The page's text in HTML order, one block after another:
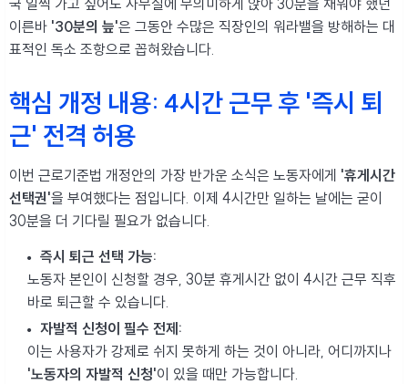
국 일찍 가고 싶어도 사무실에 무의미하게 앉아 30분을 채워야 했던
이른바 '30분의 늪'은 그동안 수많은 직장인의 워라밸을 방해하는 대
표적인 독소 조항으로 꼽혀왔습니다.
핵심 개정 내용: 4시간 근무 후 '즉시 퇴
근' 전격 허용
이번 근로기준법 개정안의 가장 반가운 소식은 노동자에게 '휴게시간
선택권'을 부여했다는 점입니다. 이제 4시간만 일하는 날에는 굳이
30분을 더 기다릴 필요가 없습니다.
즉시 퇴근 선택 가능:
노동자 본인이 신청할 경우, 30분 휴게시간 없이 4시간 근무 직후
바로 퇴근할 수 있습니다.
자발적 신청이 필수 전제:
이는 사용자가 강제로 쉬지 못하게 하는 것이 아니라, 어디까지나
'노동자의 자발적 신청'이 있을 때만 가능합니다.